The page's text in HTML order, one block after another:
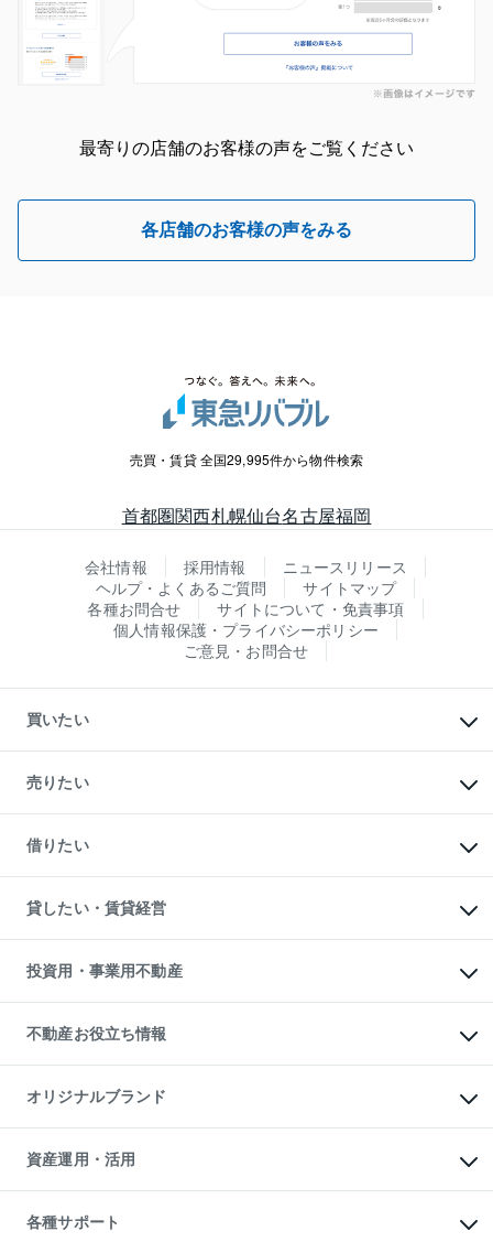
最寄りの店舗のお客様の声をご覧ください
各店舗のお客様の声をみる
売買・賃貸 全国29,995件から物件検索
首都圏関西札幌仙台名古屋福岡
会社情報 採用情報
ニュースリリース
ヘルプ・よくあるご質問
サイトマップ
各種お問合せ
サイトについて・免責事項
個人情報保護・プライバシーポリシー
ご意見・お問合せ
買いたい
新築・分譲マンションの購入
中古マンションの購入
一戸建ての購入
中古一戸建ての購入
不動産購入の流れ
注目キーワード物件特集
購入ガイド
English 繁体中文簡体中文
売りたい
一戸建ての売却・査定
土地の売却・査定
スピードAI査定
不動産査定について
不動産売却の流れ
不動産買換えの流れ
売却ガイド
借りたい
オフィス・店舗の賃貸
借りるときの流れ
借りるガイド
貸したい・賃貸経営
マンション賃料データ
賃貸管理プラン
リロケーションについて
貸すガイド
投資用・事業用不動産
事業用不動産
マンション投資
投資用マンション
アパート経営
収益物件
ビル購入（ビル一棟）
投資用不動産の売却査定
事業用不動産の売却査定
不動産お役立ち情報
マンションライブラリー
人気マンションランキング
暮らしに役立つ不動産メディア
不動産相場・不動産価格情報
不動産コラム・ニュース
不動産用語集
不動産なんでもネット相談室
オリジナルブランド
一棟リノベーションマンション
L`GENTE（ルジェンテ）
区分リノベーションマンション
投資用一棟レジデンスWELL
資産運用・活用
不動産M&A
アセットマネジメント・出資
各種サポート